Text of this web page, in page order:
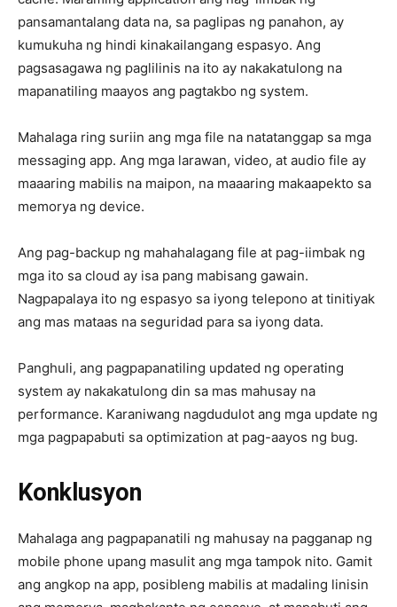
pansamantalang data na, sa paglipas ng panahon, ay
kumukuha ng hindi kinakailangang espasyo. Ang
pagsasagawa ng paglilinis na ito ay nakakatulong na
mapanatiling maayos ang pagtakbo ng system.
Mahalaga ring suriin ang mga file na natatanggap sa mga
messaging app. Ang mga larawan, video, at audio file ay
maaaring mabilis na maipon, na maaaring makaapekto sa
memorya ng device.
Ang pag-backup ng mahahalagang file at pag-iimbak ng
mga ito sa cloud ay isa pang mabisang gawain.
Nagpapalaya ito ng espasyo sa iyong telepono at tinitiyak
ang mas mataas na seguridad para sa iyong data.
Panghuli, ang pagpapanatiling updated ng operating
system ay nakakatulong din sa mas mahusay na
performance. Karaniwang nagdudulot ang mga update ng
mga pagpapabuti sa optimization at pag-aayos ng bug.
Konklusyon
Mahalaga ang pagpapanatili ng mahusay na pagganap ng
mobile phone upang masulit ang mga tampok nito. Gamit
ang angkop na app, posibleng mabilis at madaling linisin